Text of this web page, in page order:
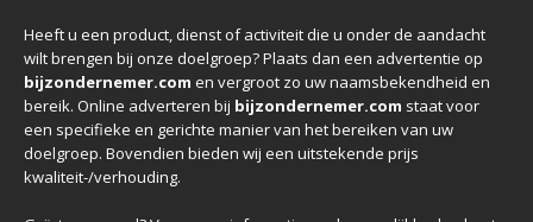
Heeft u een product, dienst of activiteit die u onder de aandacht
wilt brengen bij onze doelgroep? Plaats dan een advertentie op
bijzondernemer.com en vergroot zo uw naamsbekendheid en
bereik. Online adverteren bij bijzondernemer.com staat voor
een specifieke en gerichte manier van het bereiken van uw
doelgroep. Bovendien bieden wij een uitstekende prijs
kwaliteit-/verhouding.